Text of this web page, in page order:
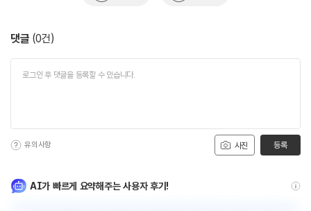
댓글 (0건)
사진
유의사항 등록
AI가 빠르게 요약해주는 사용자 후기!